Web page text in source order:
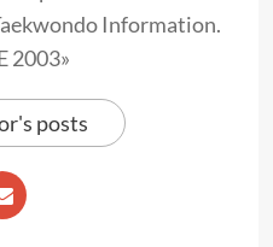
Information.
2003»
posts